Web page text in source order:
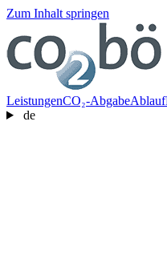
Zum Inhalt springen
LeistungenCO₂-AbgabeAblauf
de